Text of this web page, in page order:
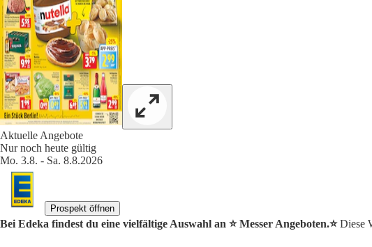
Aktuelle Angebote
Nur noch heute gültig
Mo. 3.8. - Sa. 8.8.2026
Prospekt öffnen
Bei Edeka findest du eine vielfältige Auswahl an ⭐️ Messer Angeboten.⭐️Diese